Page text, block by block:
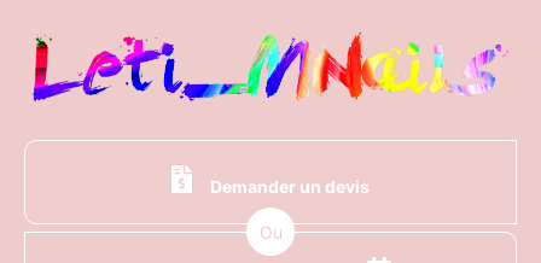
Demander un devis
Ou